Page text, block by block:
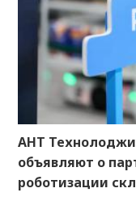
АНТ
объявляют о
роботизации